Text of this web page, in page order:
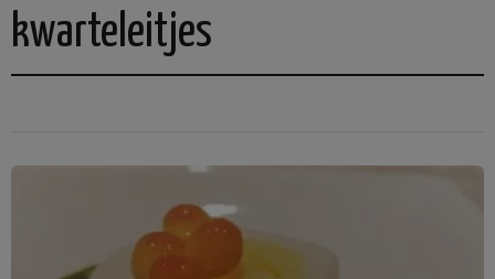
kwarteleitjes